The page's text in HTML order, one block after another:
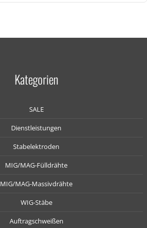
Kategorien
SALE
Dienstleistungen
Stabelektroden
MIG/MAG-Fülldrähte
MIG/MAG-Massivdrähte
WIG-Stäbe
Auftragschweißen